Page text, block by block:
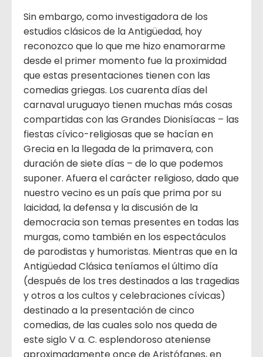
Sin embargo, como investigadora de los
estudios clásicos de la Antigüedad, hoy
reconozco que lo que me hizo enamorarme
desde el primer momento fue la proximidad
que estas presentaciones tienen con las
comedias griegas. Los cuarenta días del
carnaval uruguayo tienen muchas más cosas
compartidas con las Grandes Dionisíacas – las
fiestas cívico-religiosas que se hacían en
Grecia en la llegada de la primavera, con
duración de siete días – de lo que podemos
suponer. Afuera el carácter religioso, dado que
nuestro vecino es un país que prima por su
laicidad, la defensa y la discusión de la
democracia son temas presentes en todas las
murgas, como también en los espectáculos
de parodistas y humoristas. Mientras que en la
Antigüedad Clásica teníamos el último día
(después de los tres destinados a las tragedias
y otros a los cultos y celebraciones cívicas)
destinado a la presentación de cinco
comedias, de las cuales solo nos queda de
este siglo V a. C. esplendoroso ateniense
aproximadamente once de Aristófanes, en